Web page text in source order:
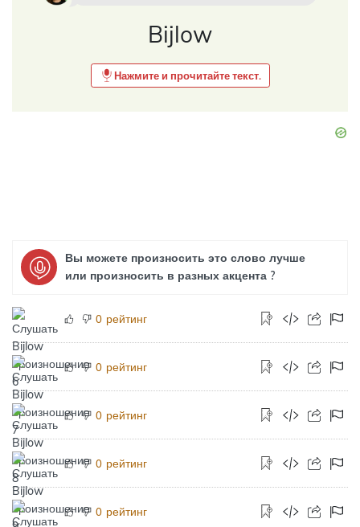
Bijlow
Нажмите и прочитайте текст.
Вы можете произносить это слово лучше
или произносить в разных акцента ?
0 рейтинг
0 рейтинг
0 рейтинг
0 рейтинг
0 рейтинг